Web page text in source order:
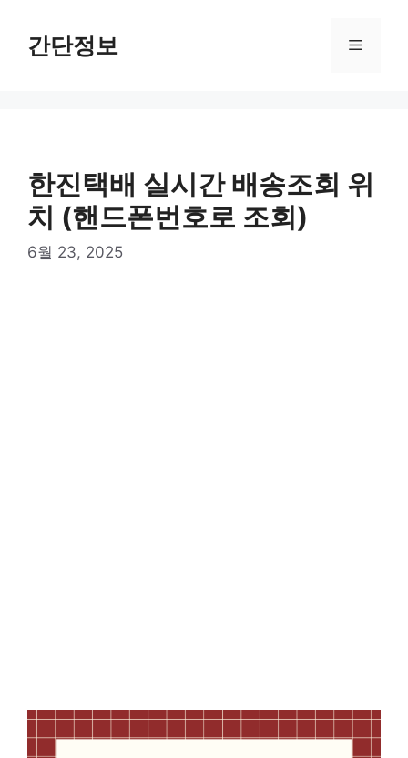
간단정보 메
한진택배 실시간 배송조회 위
치 (핸드폰번호로 조회)
6월 23, 2025